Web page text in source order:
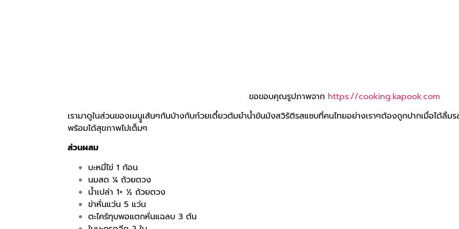
ขอขอบคุณรูปภาพจาก https://cooking.kapook.com
เรามาดูในส่วนของเมนููเส้นๆกันบ้างกับก๋วยเตี๋ยวต้มยำน้ำข้นมังสวิรัติรสแซบที่คนไทยอย่างเราๆต้องถูกปากเมื่อได้ลิ้ม
พร้อมได้สุขภาพไปเต็มๆ
ส่วนผสม
บะหมี่ไข่ 1 ก้อน
นมสด ¼ ถ้วยตวง
น้ำเปล่า 1+ ½ ถ้วยตวง
ข่าหั่นแว่น 5 แว่น
ตะไคร้ทุบพอแตกหั่นแฉลบ 3 ต้น